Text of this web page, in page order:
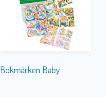
Bokmärken Baby